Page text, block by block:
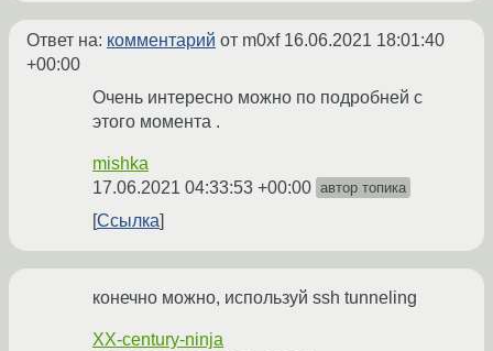
Ответ на: комментарий от m0xf 16.06.2021 18:01:40
+00:00
Очень интересно можно по подробней с
этого момента .
mishka
17.06.2021 04:33:53 +00:00 автор топика
Ссылка
конечно можно, используй ssh tunneling
XX-century-ninja